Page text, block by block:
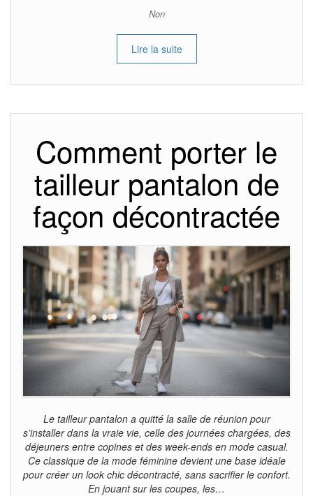
Non
Lire la suite
Comment porter le
tailleur pantalon de
façon décontractée
Le tailleur pantalon a quitté la salle de réunion pour
s’installer dans la vraie vie, celle des journées chargées, des
déjeuners entre copines et des week-ends en mode casual.
Ce classique de la mode féminine devient une base idéale
pour créer un look chic décontracté, sans sacrifier le confort.
En jouant sur les coupes, les…